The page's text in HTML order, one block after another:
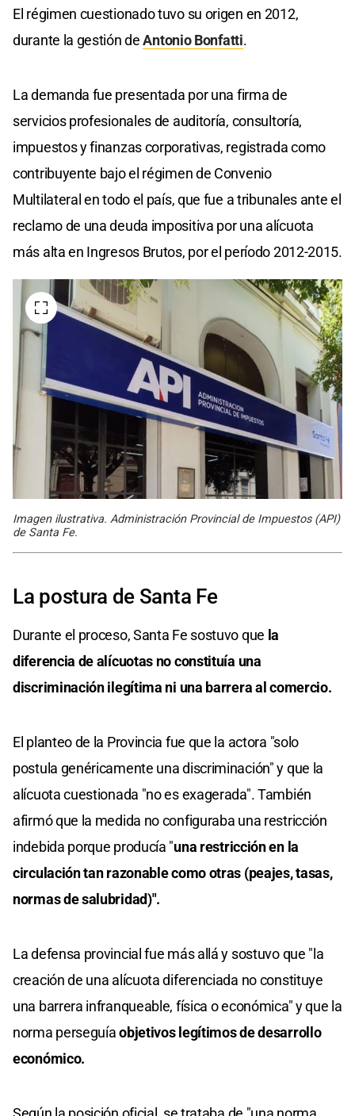
El régimen cuestionado tuvo su origen en 2012,
durante la gestión deAntonio Bonfatti.
La demanda fue presentada por una firma de
servicios profesionales de auditoría, consultoría,
impuestos y finanzas corporativas, registrada como
contribuyente bajo el régimen de Convenio
Multilateral en todo el país, que fue a tribunales ante el
reclamo de una deuda impositiva por una alícuota
más alta en Ingresos Brutos, por el período 2012-2015.
Imagen ilustrativa. Administración Provincial de Impuestos (API)
de Santa Fe.
La postura de Santa Fe
Durante el proceso, Santa Fe sostuvo que la
diferencia de alícuotas no constituía una
discriminación ilegítima ni una barrera al comercio.
El planteo de la Provincia fue que la actora "solo
postula genéricamente una discriminación" y que la
alícuota cuestionada "no es exagerada". También
afirmó que la medida no configuraba una restricción
indebida porque producía "una restricción en la
circulación tan razonable como otras (peajes, tasas,
normas de salubridad)".
La defensa provincial fue más allá y sostuvo que "la
creación de una alícuota diferenciada no constituye
una barrera infranqueable, física o económica" y que la
norma perseguíaobjetivos legítimos de desarrollo
económico.